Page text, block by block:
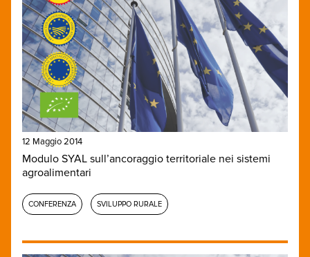
12 Maggio 2014
Modulo SYAL sull’ancoraggio territoriale nei sistemi
agroalimentari
CONFERENZA SVILUPPO RURALE